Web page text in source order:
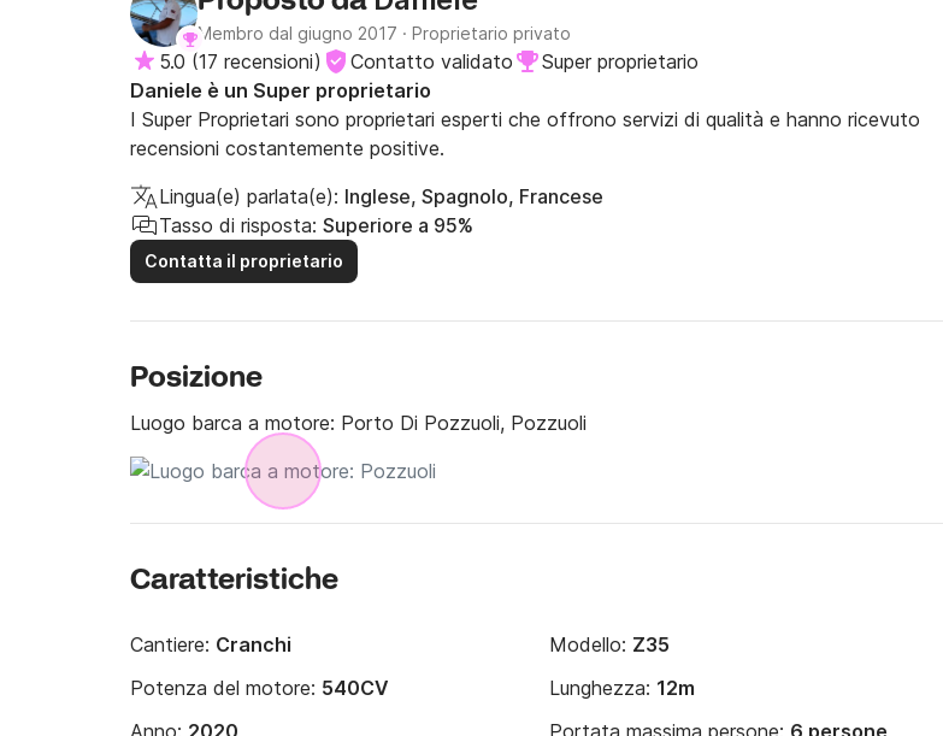
Membro dal giugno 2017 · Proprietario privato
5.0 (17 recensioni) Contatto validato
Super proprietario
Daniele è un Super proprietario
I Super Proprietari sono proprietari esperti che offrono servizi di qualità e hanno ricevuto
recensioni costantemente positive.
Lingua(e) parlata(e): Inglese, Spagnolo, Francese
Tasso di risposta: Superiore a 95%
Contatta il proprietario
Posizione
Luogo barca a motore: Porto Di Pozzuoli, Pozzuoli
Caratteristiche
Cantiere: Cranchi Modello: Z35
Potenza del motore: 540CV Lunghezza: 12m
Anno: 2020 Portata massima persone: 6 persone